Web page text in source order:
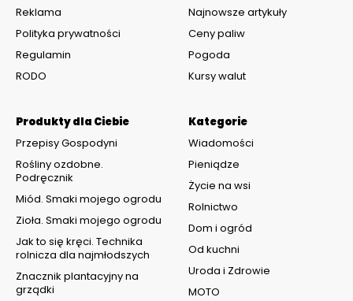
Reklama
Polityka prywatności
Regulamin
RODO
Kategorie
Wiadomości
Pieniądze
Życie na wsi
Rolnictwo
Dom i ogród
Od kuchni
Uroda i Zdrowie
MOTO
Produkty dla Ciebie
Przepisy Gospodyni
Rośliny ozdobne.
Podręcznik
Miód. Smaki mojego ogrodu
Zioła. Smaki mojego ogrodu
Jak to się kręci. Technika
rolnicza dla najmłodszych
Znacznik plantacyjny na
grządki
Najnowsze artykuły
Ceny paliw
Pogoda
Kursy walut